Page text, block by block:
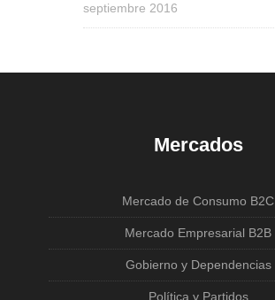
septiembre 2016
Mercados
Mercado de Consumo B2C
Mercado Empresarial B2B
Gobierno y Dependencias
Política y Partidos